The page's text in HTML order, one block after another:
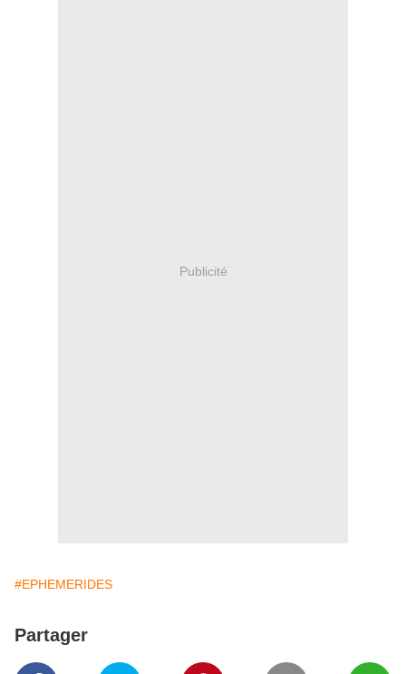
Publicité
#EPHEMERIDES
Partager